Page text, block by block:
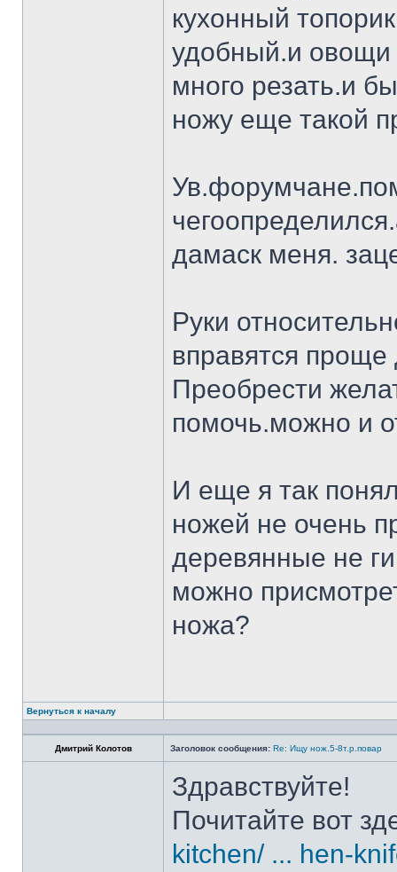
кухонный
удобный.и овощи
много резать.и
ножу еще такой
дамаск меня.
Руки
вправятся
Преобрести
помочь.можно и
И еще я так
ножей не очень
деревянные не
можно
ножа?
Вернуться к началу
Дмитрий Колотов Заголовок сообщения: Re: Ищу нож.5-8т.р.повар
Здравствуйте!
Почитайте вот
kitchen/ ... hen-